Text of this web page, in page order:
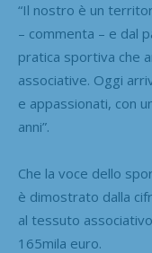
“Il nostro è un
– commenta – e dal
pratica sportiva che
associative. Oggi
e appassionati, con
anni”.
Che la voce dello
è dimostrato dalla
al tessuto
165mila euro.